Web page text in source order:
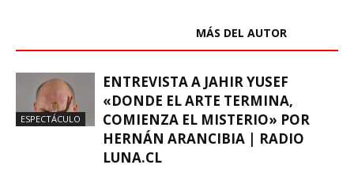
MÁS DEL AUTOR
ESPECTÁCULO
ENTREVISTA A JAHIR YUSEF
«DONDE EL ARTE TERMINA,
COMIENZA EL MISTERIO» POR
HERNÁN ARANCIBIA | RADIO
LUNA.CL